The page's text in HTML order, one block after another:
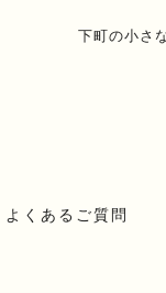
下町の小さ
よくあるご質問